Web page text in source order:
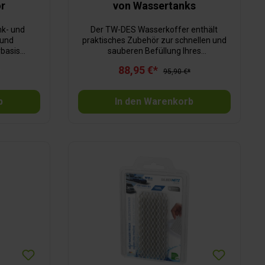
und
für
von Wassertanks
Der TW-DES Wasserkoffer enthält
praktisches Zubehör zur schnellen und
sauberen Befüllung Ihres
mit Wasseruhr diverse
Aufbewahrungskoffer mit
maßgefertigter Hartschaumeinlage
88,95 €* 95,90 €*
In den Warenkorb